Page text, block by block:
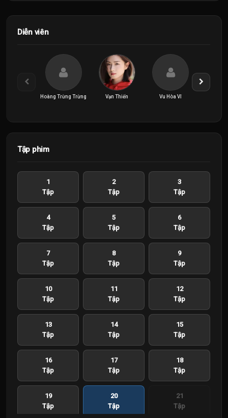
Diễn viên
Hoàng Trừng Trừng Vạn Thiến Vu Hòa Vĩ
Tập phim
1
Tập
2
Tập
3
Tập
4
Tập
5
Tập
6
Tập
7
Tập
8
Tập
9
Tập
10
Tập
11
Tập
12
Tập
13
Tập
14
Tập
15
Tập
16
Tập
17
Tập
18
Tập
19
Tập
20
Tập
21
Tập